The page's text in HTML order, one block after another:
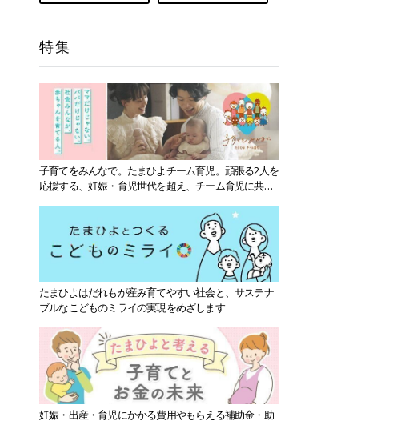
特集
子育てをみんなで。たまひよチーム育児。頑張る2人を
応援する、妊娠・育児世代を超え、チーム育児に共感
たまひよはだれもが産み育てやすい社会と、サステナ
ブルなこどものミライの実現をめざします
妊娠・出産・育児にかかる費用やもらえる補助金・助